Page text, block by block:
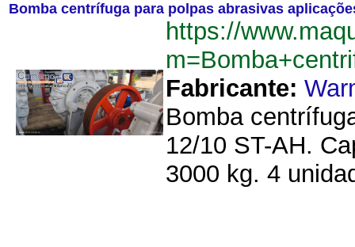
Bomba centrífuga para polpas abrasivas
https://
Fabricante:
Bomba
12/10 ST-AH.
3000 kg. 4